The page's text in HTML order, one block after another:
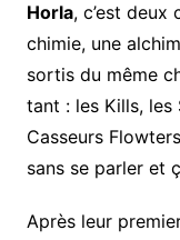
Horla, c’est deux
chimie, une
sortis du même
tant : les Kills, les
Casseurs
sans se parler et
Après leur